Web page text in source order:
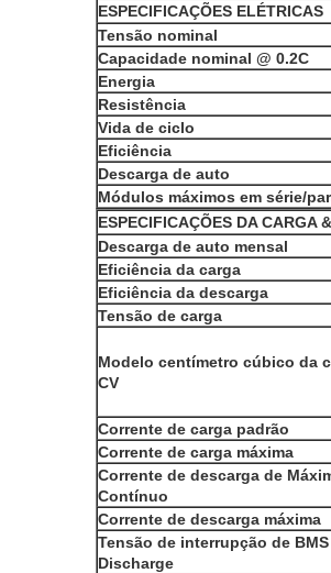
ESPECIFICAÇÕES ELÉTRICAS
Tensão nominal
Capacidade nominal @ 0.2C
Energia
Resistência
Vida de ciclo
Eficiência
Descarga de auto
Módulos máximos em série/
ESPECIFICAÇÕES DA CARGA
Descarga de auto mensal
Eficiência da carga
Eficiência da descarga
Tensão de carga
Modelo centímetro cúbico da
CV
Corrente de carga padrão
Corrente de carga máxima
Corrente de descarga de
Contínuo
Corrente de descarga máxima
Tensão de interrupção de BMS
Discharge